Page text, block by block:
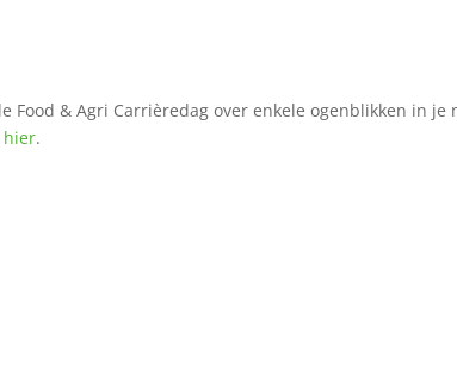
Food & Agri Carrièredag over enkele ogenblikken in je
hier.